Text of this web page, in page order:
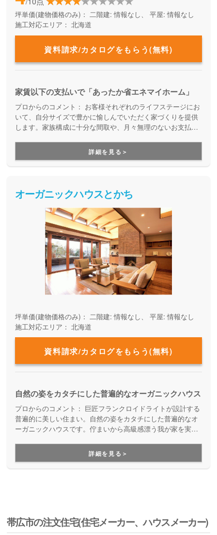
坪単価(建物価格のみ)： 二階建: 情報なし、 平屋: 情報なし
施工対応エリア： 北海道
資料請求/カタログをもらう(無料)
家賃以下の支払いで「あったか省エネマイホーム」
プロからのコメント： お客様それぞれのライフステージにお
いて、自分サイズで豊かに愉しんでいただく家づくりを提供
します。家族構成に十分な間取や、月々無理のないお支払い
詳細を見る＞
オーガニックハウスとかち
坪単価(建物価格のみ)： 二階建: 情報なし、 平屋: 情報なし
施工対応エリア： 北海道
資料請求/カタログをもらう(無料)
自然の姿をカタチにした普遍的なオーガニックハウス
プロからのコメント： 巨匠フランクロイドライトが設計する
普遍的に美しい住まい。自然の姿をカタチにした普遍的なオ
ーガニックハウスです。佇まいから高級感漂う我が家を実現
詳細を見る＞
帯広市の注文住宅(住宅メーカー、ハウスメーカー)